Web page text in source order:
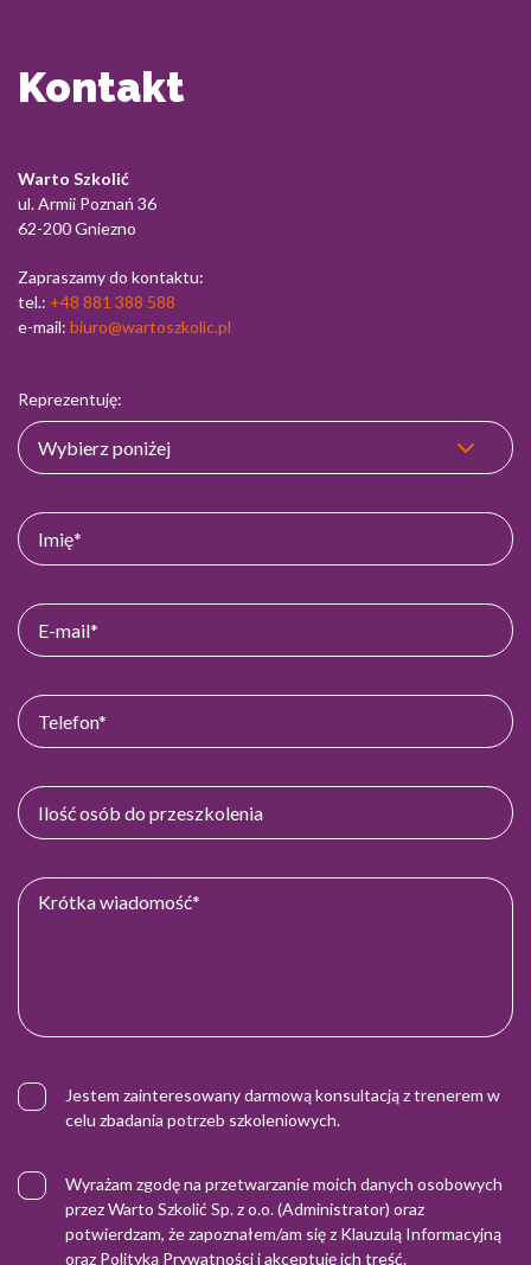
Kontakt
Warto Szkolić
ul. Armii Poznań 36
62-200 Gniezno
Zapraszamy do kontaktu:
tel.: +48 881 388 588
e-mail: biuro@wartoszkolic.pl
Reprezentuję:
Jestem zainteresowany darmową konsultacją z trenerem w
celu zbadania potrzeb szkoleniowych.
Wyrażam zgodę na przetwarzanie moich danych osobowych
przez Warto Szkolić Sp. z o.o. (Administrator) oraz
potwierdzam, że zapoznałem/am się z Klauzulą Informacyjną
oraz Polityką Prywatnościi akceptuję ich treść.